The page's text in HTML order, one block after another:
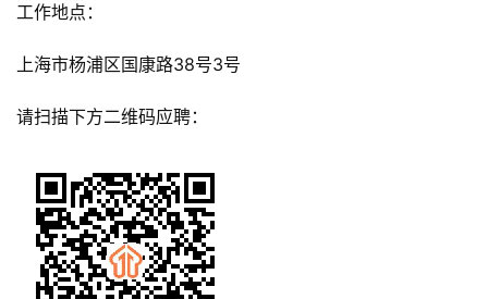
工作地点：
上海市杨浦区国康路38号3号
请扫描下方二维码应聘：